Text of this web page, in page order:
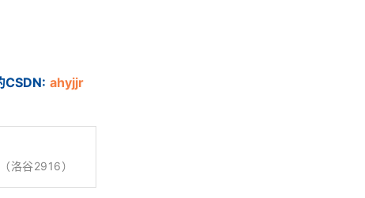
CSDN: ahyjjr
洛谷2916）